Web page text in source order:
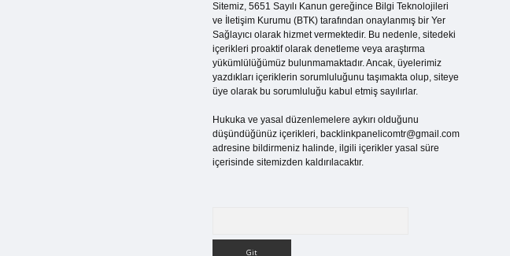
Sitemiz, 5651 Sayılı Kanun gereğince Bilgi Teknolojileri
ve İletişim Kurumu (BTK) tarafından onaylanmış bir Yer
Sağlayıcı olarak hizmet vermektedir. Bu nedenle, sitedeki
içerikleri proaktif olarak denetleme veya araştırma
yükümlülüğümüz bulunmamaktadır. Ancak, üyelerimiz
yazdıkları içeriklerin sorumluluğunu taşımakta olup, siteye
üye olarak bu sorumluluğu kabul etmiş sayılırlar.
Hukuka ve yasal düzenlemelere aykırı olduğunu
düşündüğünüz içerikleri, backlinkpanelicomtr@gmail.com
adresine bildirmeniz halinde, ilgili içerikler yasal süre
içerisinde sitemizden kaldırılacaktır.